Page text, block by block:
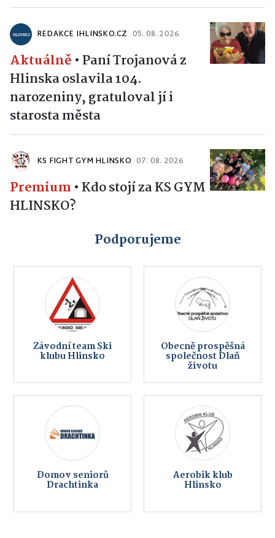
REDAKCE IHLINSKO.CZ 05. 08. 2026
Aktuálně • Paní Trojanová z
Hlinska oslavila 104.
narozeniny, gratuloval jí i
starosta města
KS FIGHT GYM HLINSKO 07. 08. 2026
Premium • Kdo stojí za KS GYM
HLINSKO?
Podporujeme
Závodní team Ski
klubu Hlinsko
Obecně prospěšná
společnost Dlaň
životu
Domov seniorů
Drachtinka
Aerobik klub
Hlinsko